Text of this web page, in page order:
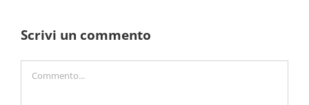
Scrivi un commento
Commento